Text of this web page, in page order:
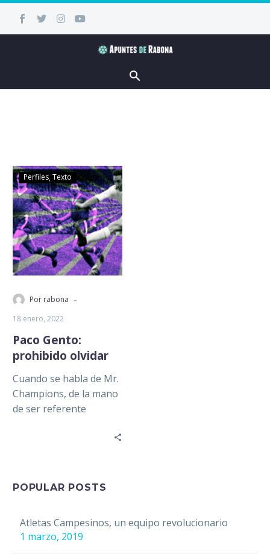
Perfiles Texto
Por rabona -
18 enero, 2022
Paco Gento:
prohibido olvidar
Cuando se habla de Mr.
Champions, de la mano
de ser referente
POPULAR POSTS
Atletas Campesinos, un equipo revolucionario
1 marzo, 2019